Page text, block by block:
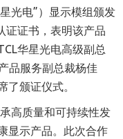
光电”）显示模组颁发
证证书，表明该产品
华星光电高级副总
品服务副总裁杨佳
了颁证仪式。
高质量和可持续性发
显示产品。此次合作